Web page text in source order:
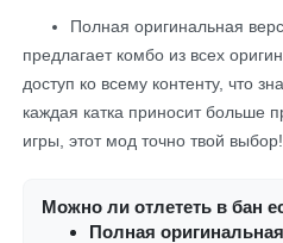
Полная оригинальная
предлагает комбо из всех
доступ ко всему контенту, что
каждая катка приносит больше
игры, этот мод точно твой выбор!
Можно ли отлететь в бан
Полная